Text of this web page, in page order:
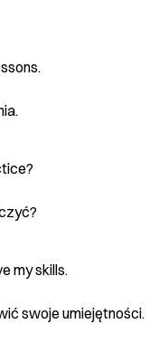
my skills.
swoje umiejętności.